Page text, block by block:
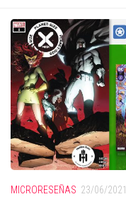
MICRORESEÑAS 23/06/2021